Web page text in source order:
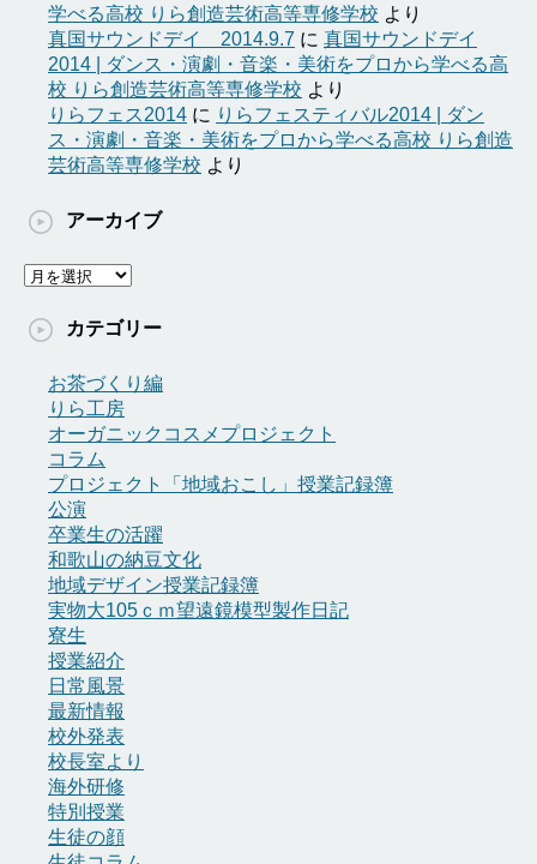
学べる高校 りら創造芸術高等専修学校 より
真国サウンドデイ 2014.9.7 に 真国サウンドデイ
2014 | ダンス・演劇・音楽・美術をプロから学べる高
校 りら創造芸術高等専修学校 より
りらフェス2014 に りらフェスティバル2014 | ダン
ス・演劇・音楽・美術をプロから学べる高校 りら創造
芸術高等専修学校 より
アーカイブ
ア
カ
カテゴリー
お茶づくり編
りら工房
オーガニックコスメプロジェクト
コラム
プロジェクト「地域おこし」授業記録簿
公演
卒業生の活躍
和歌山の納豆文化
地域デザイン授業記録簿
実物大105ｃｍ望遠鏡模型製作日記
寮生
授業紹介
日常風景
最新情報
校外発表
校長室より
海外研修
特別授業
生徒の顔